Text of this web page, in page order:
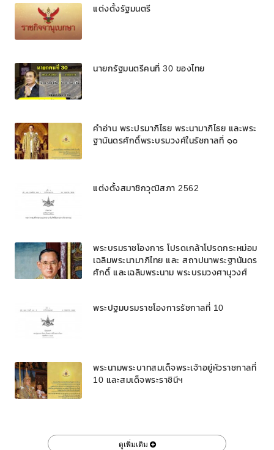
แต่งตั้งรัฐมนตรี
นายกรัฐมนตรีคนที่ 30 ของไทย
คำอ่าน พระปรมาภิไธย พระนามาภิไธย และพระ
ฐานันดรศักดิ์พระบรมวงศ์ในรัชกาลที่ ๑๐
แต่งตั้งสมาชิกวุฒิสภา 2562
พระบรมราชโองการ โปรดเกล้าโปรดกระหม่อม
เฉลิมพระนามาภิไทย และ สถาปนาพระฐานันดร
ศักดิ์ และเฉลิมพระนาม พระบรมวงศานุวงศ์
พระปฐมบรมราชโองการรัชกาลที่ 10
พระนามพระบาทสมเด็จพระเจ้าอยู่หัวราชกาลที่
10 และสมเด็จพระราชินีฯ
ดูเพิ่มเติม